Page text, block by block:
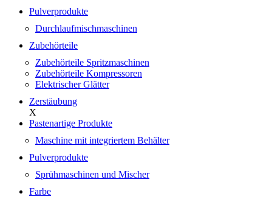
Pulverprodukte
Durchlaufmischmaschinen
Zubehörteile
Zubehörteile Spritzmaschinen
Zubehörteile Kompressoren
Elektrischer Glätter
Zerstäubung
X
Pastenartige Produkte
Maschine mit integriertem Behälter
Pulverprodukte
Sprühmaschinen und Mischer
Farbe